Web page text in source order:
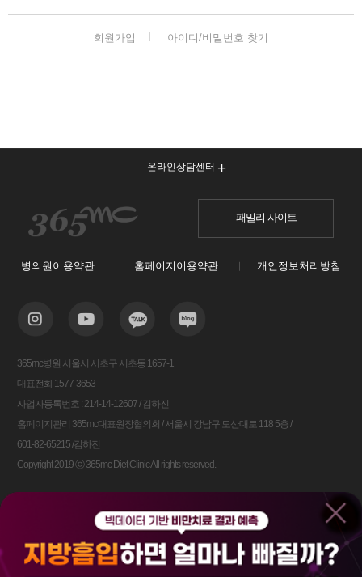
회원가입 아이디/비밀번호 찾기
온라인상담센터
패밀리 사이트
병의원이용약관 홈페이지이용약관 개인정보처리방침
365mc병원 서울시 서초구 서초동 1657-1
대표전화 1577-3653
사업자등록번호 : 214-14-12607 / 김하진
홈페이지관리 365mc대표원장협의회 / 서울시 강남구 도산대로 118 5층 /
601-82-65215 /김하진
Copyright 2019 ⓒ 365mc Diet Clinic All rights reserved.